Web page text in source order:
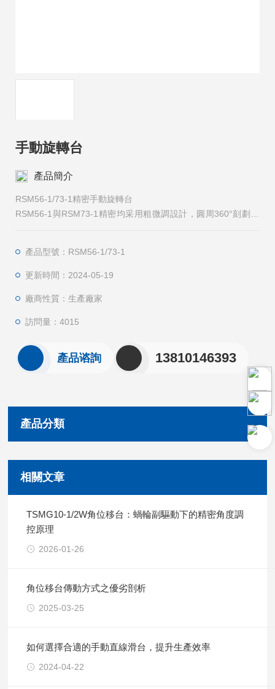
手動旋轉台
產品簡介
RSM56-1/73-1精密手動旋轉台
RSM56-1與RSM73-1精密均采用粗微調設計，圓周360°刻劃，
產品型號：RSM56-1/73-1
更新時間：2024-05-19
廠商性質：生產廠家
訪問量：4015
產品谘詢 13810146393
產品分類
相關文章
TSMG10-1/2W角位移台：蝸輪副驅動下的精密角度調
控原理
2026-01-26
角位移台傳動方式之優劣剖析
2025-03-25
如何選擇合適的手動直線滑台，提升生產效率
2024-04-22